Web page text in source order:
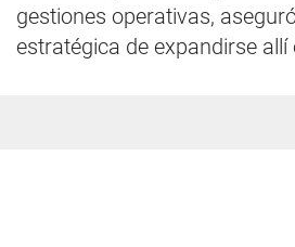
gestiones operativas,
estratégica de expandirse allí